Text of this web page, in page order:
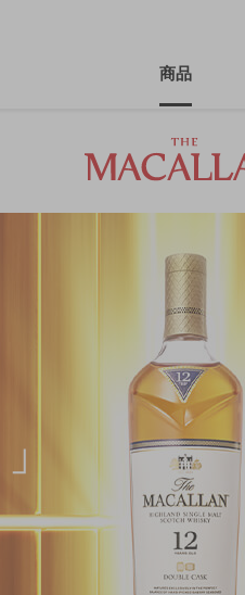
商品